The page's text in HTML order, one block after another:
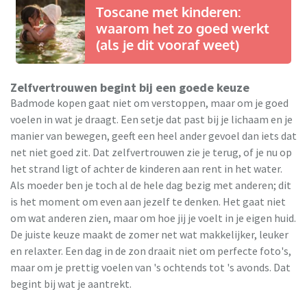
Toscane met kinderen:
waarom het zo goed werkt
(als je dit vooraf weet)
Zelfvertrouwen begint bij een goede keuze
Badmode kopen gaat niet om verstoppen, maar om je goed
voelen in wat je draagt. Een setje dat past bij je lichaam en je
manier van bewegen, geeft een heel ander gevoel dan iets dat
net niet goed zit. Dat zelfvertrouwen zie je terug, of je nu op
het strand ligt of achter de kinderen aan rent in het water.
Als moeder ben je toch al de hele dag bezig met anderen; dit
is het moment om even aan jezelf te denken. Het gaat niet
om wat anderen zien, maar om hoe jij je voelt in je eigen huid.
De juiste keuze maakt de zomer net wat makkelijker, leuker
en relaxter. Een dag in de zon draait niet om perfecte foto's,
maar om je prettig voelen van 's ochtends tot 's avonds. Dat
begint bij wat je aantrekt.